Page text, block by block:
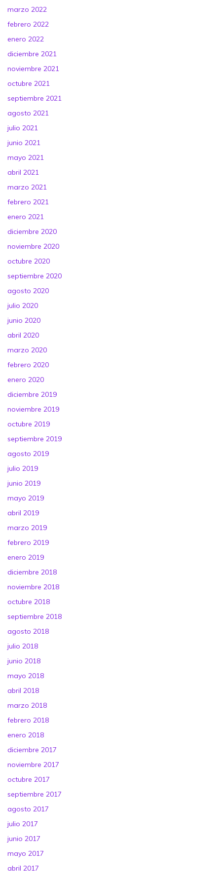
marzo 2022
febrero 2022
enero 2022
diciembre 2021
noviembre 2021
octubre 2021
septiembre 2021
agosto 2021
julio 2021
junio 2021
mayo 2021
abril 2021
marzo 2021
febrero 2021
enero 2021
diciembre 2020
noviembre 2020
octubre 2020
septiembre 2020
agosto 2020
julio 2020
junio 2020
abril 2020
marzo 2020
febrero 2020
enero 2020
diciembre 2019
noviembre 2019
octubre 2019
septiembre 2019
agosto 2019
julio 2019
junio 2019
mayo 2019
abril 2019
marzo 2019
febrero 2019
enero 2019
diciembre 2018
noviembre 2018
octubre 2018
septiembre 2018
agosto 2018
julio 2018
junio 2018
mayo 2018
abril 2018
marzo 2018
febrero 2018
enero 2018
diciembre 2017
noviembre 2017
octubre 2017
septiembre 2017
agosto 2017
julio 2017
junio 2017
mayo 2017
abril 2017